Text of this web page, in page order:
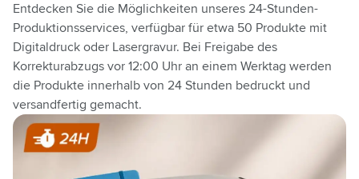
Entdecken Sie die Möglichkeiten unseres 24-Stunden-
Produktionsservices, verfügbar für etwa 50 Produkte mit
Digitaldruck oder Lasergravur. Bei Freigabe des
Korrekturabzugs vor 12:00 Uhr an einem Werktag werden
die Produkte innerhalb von 24 Stunden bedruckt und
versandfertig gemacht.